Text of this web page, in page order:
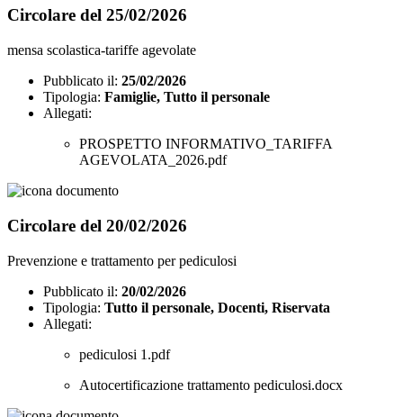
Circolare del 25/02/2026
mensa scolastica-tariffe agevolate
Pubblicato il: 25/02/2026
Tipologia: Famiglie, Tutto il personale
Allegati:
PROSPETTO INFORMATIVO_TARIFFA
AGEVOLATA_2026.pdf
Circolare del 20/02/2026
Prevenzione e trattamento per pediculosi
Pubblicato il: 20/02/2026
Tipologia: Tutto il personale, Docenti, Riservata
Allegati:
pediculosi 1.pdf
Autocertificazione trattamento pediculosi.docx